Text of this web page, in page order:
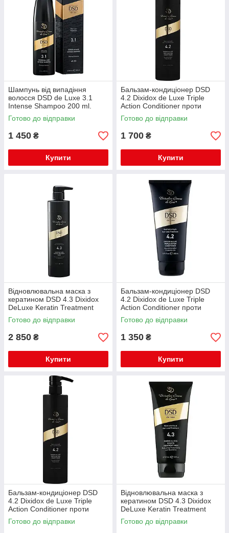
Шампунь від випадіння
волосся DSD de Luxe 3.1
Intense Shampoo 200 ml.
Готово до відправки
1 450 ₴
Купити
Бальзам-кондиціонер DSD
4.2 Dixidox de Luxe Triple
Action Conditioner проти
випадіння волосся 500 мл
Готово до відправки
1 700 ₴
Купити
Відновлювальна маска з
кератином DSD 4.3 Dixidox
DeLuxe Keratin Treatment
Маѕк для стимуляції росту
волосся 500 мл
Готово до відправки
2 850 ₴
Купити
Бальзам-кондиціонер DSD
4.2 Dixidox de Luxe Triple
Action Conditioner проти
випадіння волосся 200 мл
Готово до відправки
1 350 ₴
Купити
Бальзам-кондиціонер DSD
4.2 Dixidox de Luxe Triple
Action Conditioner проти
випадіння волосся 500 мл
Готово до відправки
Відновлювальна маска з
кератином DSD 4.3 Dixidox
DeLuxe Keratin Treatment
Маѕк для стимуляції росту
волосся 200 мл
Готово до відправки